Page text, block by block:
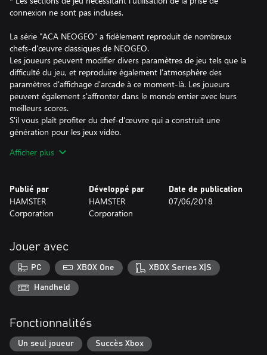
connexion ne sont pas incluses.
La série "ACA NEOGEO" a fidèlement reproduit de nombreux
chefs-d'œuvre classiques de NEOGEO.
Les joueurs peuvent modifier divers paramètres de jeu tels que la
difficulté du jeu, et reproduire également l'atmosphère des
paramètres d'affichage d'arcade à ce moment-là. Les joueurs
peuvent également s'affronter dans le monde entier avec leurs
meilleurs scores.
S'il vous plaît profiter du chef-d'œuvre qui a construit une
génération pour les jeux vidéo.
* Ce titre est basé sur la version MVS (NEOGEO for arcades). Il
Afficher plus
Publié par
HAMSTER
Corporation
Développé par
HAMSTER
Corporation
Date de publication
07/06/2018
Jouer avec
PC XBOX One XBOX Series X|S
Handheld
Fonctionnalités
Un seul joueur Succès Xbox